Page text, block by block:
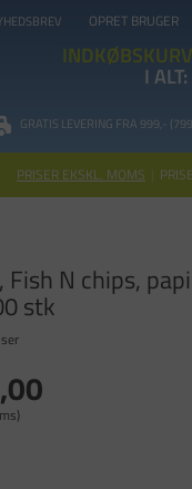
OPRET BRUGER
INDKØBSKURV
I ALT:
GRATIS LEVERING FRA 999,-
PRISER EKSKL. MOMS |
N chips,
stk